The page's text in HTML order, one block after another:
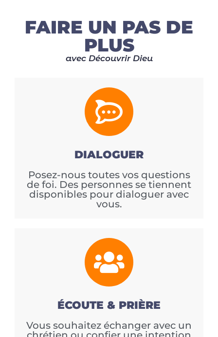
FAIRE UN PAS DE
PLUS
avec Découvrir Dieu
DIALOGUER
Posez-nous toutes vos questions
de foi. Des personnes se tiennent
disponibles pour dialoguer avec
vous.
ÉCOUTE & PRIÈRE
Vous souhaitez échanger avec un